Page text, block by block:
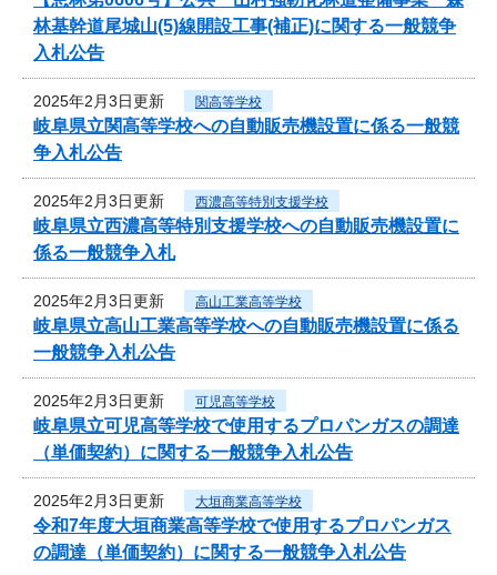
林基幹道尾城山(5)線開設工事(補正)に関する一般競争
入札公告
2025年2月3日更新 関高等学校
岐阜県立関高等学校への自動販売機設置に係る一般競
争入札公告
2025年2月3日更新 西濃高等特別支援学校
岐阜県立西濃高等特別支援学校への自動販売機設置に
係る一般競争入札
2025年2月3日更新 高山工業高等学校
岐阜県立高山工業高等学校への自動販売機設置に係る
一般競争入札公告
2025年2月3日更新 可児高等学校
岐阜県立可児高等学校で使用するプロパンガスの調達
（単価契約）に関する一般競争入札公告
2025年2月3日更新 大垣商業高等学校
令和7年度大垣商業高等学校で使用するプロパンガス
の調達（単価契約）に関する一般競争入札公告